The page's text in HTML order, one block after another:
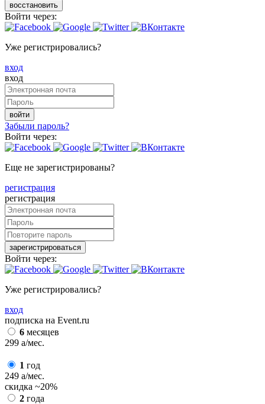
восстановить
Войти через:
Уже регистрировались?
вход
вход
войти
Забыли пароль?
Войти через:
Еще не зарегистрированы?
регистрация
регистрация
зарегистрироваться
Войти через:
Уже регистрировались?
вход
подписка на Event.ru
6 месяцев
299 a/мес.
1 год
249 a/мес.
скидка ~20%
2 года